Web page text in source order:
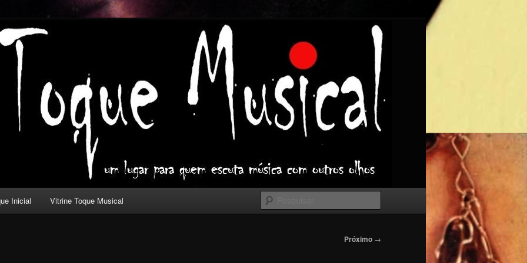
com outros olhos.
Inicial Vitrine Toque Musical
Próximo →